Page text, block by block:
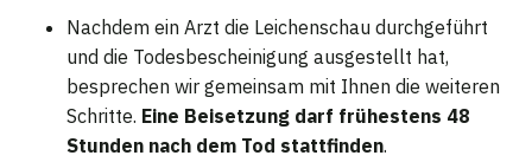
Nachdem ein Arzt die Leichenschau durchgeführt
und die Todesbescheinigung ausgestellt hat,
besprechen wir gemeinsam mit Ihnen die weiteren
Schritte. Eine Beisetzung darf frühestens 48
Stunden nach dem Tod stattfinden.